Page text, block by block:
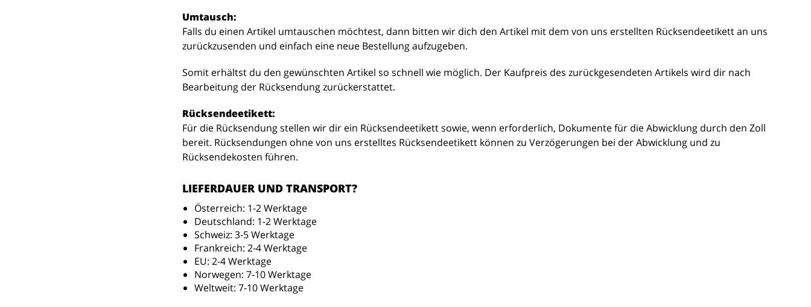
Umtausch:
Falls du einen Artikel umtauschen möchtest, dann bitten wir dich den Artikel mit dem von uns erstellten Rücksendeetikett an uns
zurückzusenden und einfach eine neue Bestellung aufzugeben.
Somit erhältst du den gewünschten Artikel so schnell wie möglich. Der Kaufpreis des zurückgesendeten Artikels wird dir nach
Bearbeitung der Rücksendung zurückerstattet.
Rücksendeetikett:
Für die Rücksendung stellen wir dir ein Rücksendeetikett sowie, wenn erforderlich, Dokumente für die Abwicklung durch den Zoll
bereit. Rücksendungen ohne von uns erstelltes Rücksendeetikett können zu Verzögerungen bei der Abwicklung und zu
Rücksendekosten führen.
LIEFERDAUER UND TRANSPORT?
Österreich: 1-2 Werktage
Deutschland: 1-2 Werktage
Schweiz: 3-5 Werktage
Frankreich: 2-4 Werktage
EU: 2-4 Werktage
Norwegen: 7-10 Werktage
Weltweit: 7-10 Werktage